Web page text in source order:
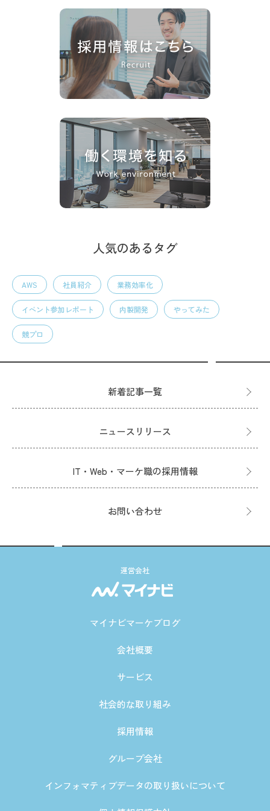
人気のあるタグ
AWS 社員紹介 業務効率化
イベント参加レポート 内製開発 やってみた
競プロ
新着記事一覧
ニュースリリース
IT・Web・マーケ職の採用情報
お問い合わせ
運営会社
マイナビマーケブログ
会社概要
サービス
社会的な取り組み
採用情報
グループ会社
インフォマティブデータの取り扱いについて